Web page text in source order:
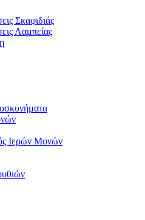
Σκαφιδιάς
Λαμπείας
Ιερών Μονών